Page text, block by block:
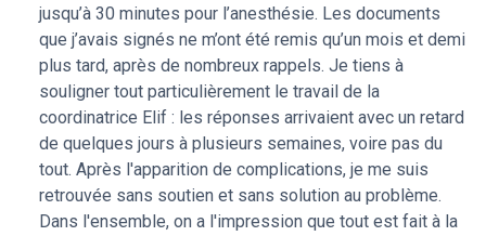
plusieurs semaines, voire pas du tout. Après l'apparition de
complications, je me suis retrouvée sans soutien et sans
solution au problème. Dans l'ensemble, on a l'impression
que tout est fait à la chaîne dans cette clinique, sans que
l'on accorde l'attention nécessaire au patient. Je
déconseille catégoriquement tant la clinique que le
médecin.
jusqu’à 30 minutes pour l’anesthésie. Les documents
que j’avais signés ne m’ont été remis qu’un mois et demi
plus tard, après de nombreux rappels. Je tiens à
souligner tout particulièrement le travail de la
coordinatrice Elif : les réponses arrivaient avec un retard
de quelques jours à plusieurs semaines, voire pas du
tout. Après l'apparition de complications, je me suis
retrouvée sans soutien et sans solution au problème.
Dans l'ensemble, on a l'impression que tout est fait à la